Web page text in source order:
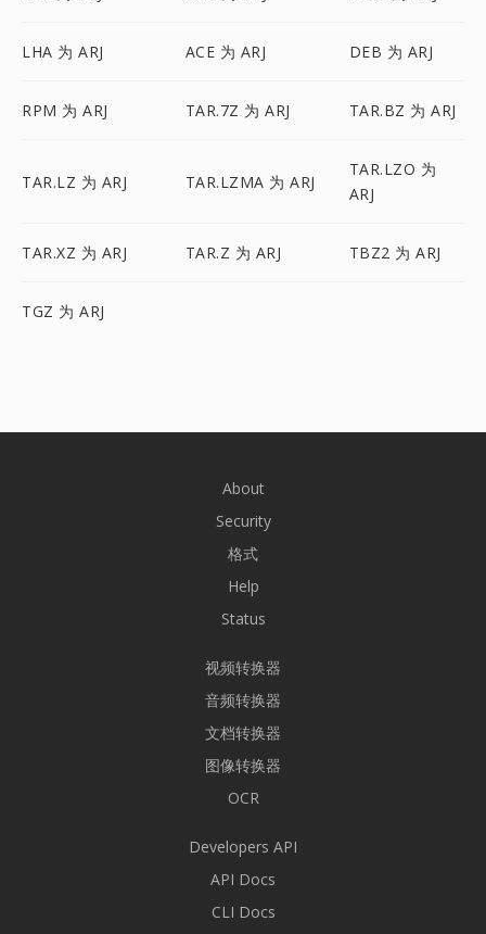
LHA 为 ARJ ACE 为 ARJ DEB 为 ARJ
RPM 为 ARJ TAR.7Z 为 ARJ TAR.BZ 为 ARJ
TAR.LZ 为 ARJ TAR.LZMA 为 ARJ
TAR.LZO 为
ARJ
TAR.XZ 为 ARJ TAR.Z 为 ARJ TBZ2 为 ARJ
TGZ 为 ARJ
About
Security
格式
Help
Status
视频转换器
音频转换器
文档转换器
图像转换器
OCR
Developers API
API Docs
CLI Docs